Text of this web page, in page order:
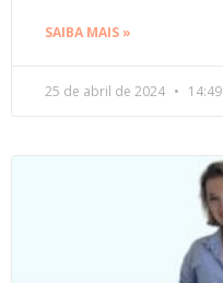
SAIBA MAIS »
25 de abril de 2024 14:49